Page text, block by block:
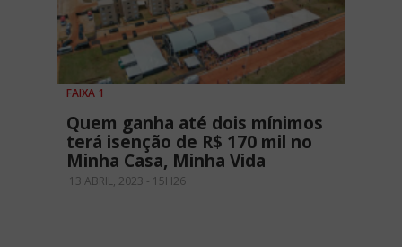
FAIXA 1
Quem ganha até dois mínimos
terá isenção de R$ 170 mil no
Minha Casa, Minha Vida
13 ABRIL, 2023 - 15H26